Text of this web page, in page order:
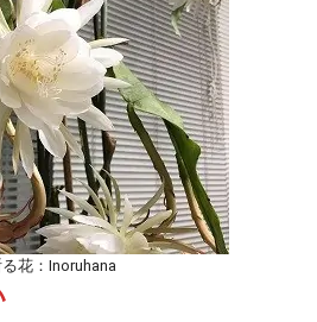
花：Inoruhana